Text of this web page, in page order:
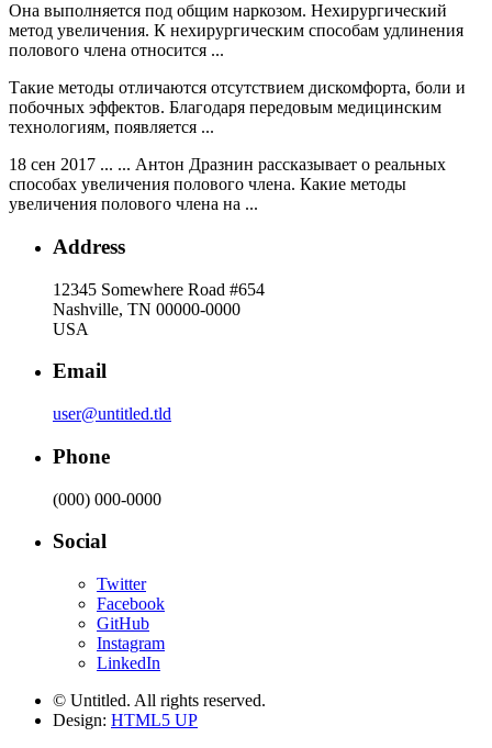
Она выполняется под общим наркозом. Нехирургический
метод увеличения. К нехирургическим способам удлинения
полового члена относится ...
Такие методы отличаются отсутствием дискомфорта, боли и
побочных эффектов. Благодаря передовым медицинским
технологиям, появляется ...
18 сен 2017 ... ... Антон Дразнин рассказывает о реальных
способах увеличения полового члена. Какие методы
увеличения полового члена на ...
Address
12345 Somewhere Road #654
Nashville, TN 00000-0000
USA
Email
user@untitled.tld
Phone
(000) 000-0000
Social
Twitter
Facebook
GitHub
Instagram
LinkedIn
© Untitled. All rights reserved.
Design: HTML5 UP